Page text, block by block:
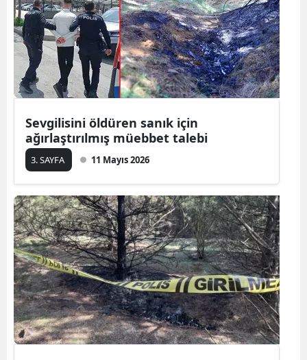
Bitlis
Bolu
Burdur
Bursa
Çanakkale
Denizli
Diyarbakır
Edirne
Elazığ
Erzincan
Erzurum
Sevgilisini öldüren sanık için
ağırlaştırılmış müebbet talebi
3. SAYFA 11 Mayıs 2026